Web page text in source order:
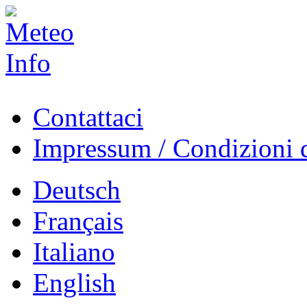
Contattaci
Impressum / Condizioni
Deutsch
Français
Italiano
English